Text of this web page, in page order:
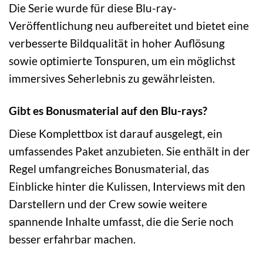
Die Serie wurde für diese Blu-ray-
Veröffentlichung neu aufbereitet und bietet eine
verbesserte Bildqualität in hoher Auflösung
sowie optimierte Tonspuren, um ein möglichst
immersives Seherlebnis zu gewährleisten.
Gibt es Bonusmaterial auf den Blu-rays?
Diese Komplettbox ist darauf ausgelegt, ein
umfassendes Paket anzubieten. Sie enthält in der
Regel umfangreiches Bonusmaterial, das
Einblicke hinter die Kulissen, Interviews mit den
Darstellern und der Crew sowie weitere
spannende Inhalte umfasst, die die Serie noch
besser erfahrbar machen.